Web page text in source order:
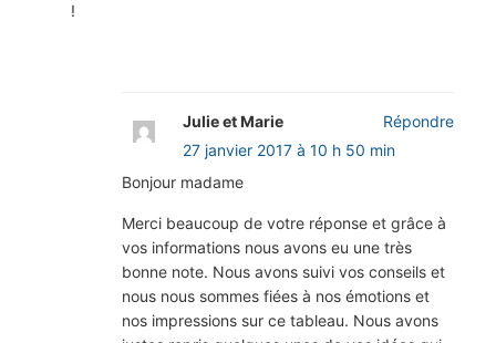
!
Julie et Marie
27 janvier 2017 à 10 h 50 min
Bonjour madame
Merci beaucoup de votre réponse et grâce à
vos informations nous avons eu une très
bonne note. Nous avons suivi vos conseils et
nous nous sommes fiées à nos émotions et
nos impressions sur ce tableau. Nous avons
Répondre